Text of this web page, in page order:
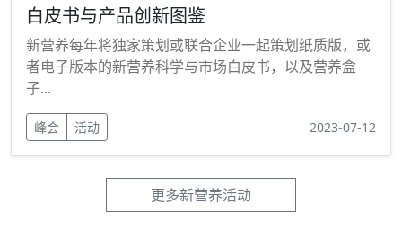
白皮书与产品创新图鉴
新营养每年将独家策划或联合企业一起策划纸质版，或
者电子版本的新营养科学与市场白皮书，以及营养盒
子...
峰会 活动 2023-07-12
更多新营养活动